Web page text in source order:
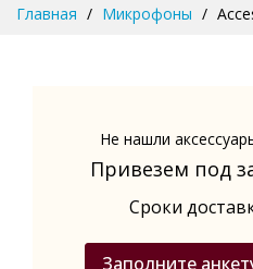
Главная Микрофоны
Не нашли
Привезем под
Сроки
Заполните